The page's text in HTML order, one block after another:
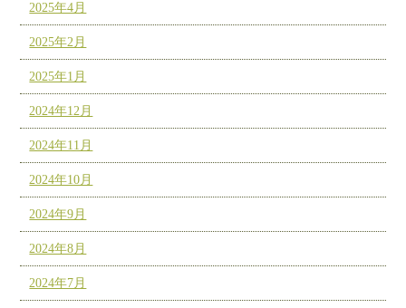
2025年4月
2025年2月
2025年1月
2024年12月
2024年11月
2024年10月
2024年9月
2024年8月
2024年7月